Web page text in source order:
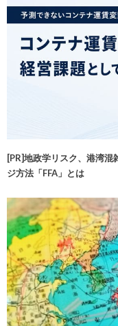
[PR]地政学リスク、港湾
ジ方法「FFA」とは